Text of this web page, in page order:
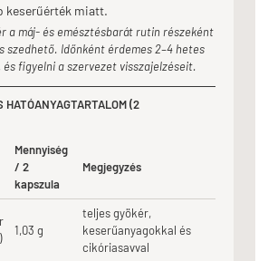
keserűérték miatt.
a máj- és emésztésbarát rutin részeként
szedhető. Időnként érdemes 2–4 hetes
figyelni a szervezet visszajelzéseit.
HATÓANYAGTARTALOM (2
Mennyiség
/ 2
kapszula
Megjegyzés
1,03 g
teljes gyökér,
keserűanyagokkal és
cikóriasavval